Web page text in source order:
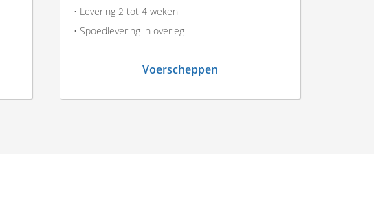
• Levering 2 tot 4 weken
• Spoedlevering in overleg
Voerscheppen